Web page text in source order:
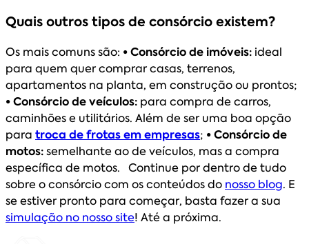
Quais outros tipos de consórcio existem?
Os mais comuns são: • Consórcio de imóveis: ideal
para quem quer comprar casas, terrenos,
apartamentos na planta, em construção ou prontos;
• Consórcio de veículos: para compra de carros,
caminhões e utilitários. Além de ser uma boa opção
para troca de frotas em empresas; • Consórcio de
motos:semelhante ao de veículos, mas a compra
específica de motos. Continue por dentro de tudo
sobre o consórcio com os conteúdos do nosso blog. E
se estiver pronto para começar, basta fazer a sua
simulação no nosso site! Até a próxima.